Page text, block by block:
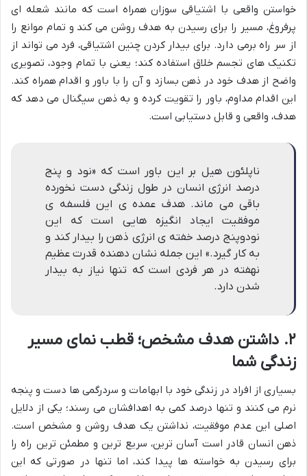
خواستن واقعی با اشتیاقی سوزان همراه است که مانند شعله ای
پرفروغ، مسیر را برای رسیدن به هدف روشن می کند و تمام موانع را
از سر راه برمی دارد. برای بیدار کردن چنین اشتیاقی، فرد می تواند از
تکنیک های تجسم خلاق استفاده کند؛ یعنی با تمام وجود، تصویری
واضح از هدف خود در ذهن بسازد و آن را با باور و اقدام همراه کند.
این اقدام مداوم، باور را تقویت کرده و به ذهن سیگنال می دهد که
هدف، واقعی و قابل دستیابی است.
ناپلئون هیل بر این باور است که «نود و پنج
درصد انرژی انسان در طول زندگی دست نخورده
باقی می ماند. هدف عمده ی این فلسفه ی
موفقیت ایجاد انگیزه هایی است که این
نودوپنج درصد خفته ی انرژی ذهن را بیدار کند و
به کار گیرد.» این جمله نشان دهنده قدرت عظیم
نهفته در هر فردی است که تنها نیاز به بیدار
شدن دارد.
۲. داشتن هدف مشخص؛ قطب نمای مسیر
زندگی شما
بسیاری از افراد در زندگی خود با ابهامات و سردرگمی ها دست و پنجه
نرم می کنند و تنها درصد کمی به اهدافشان می رسند؛ یکی از دلایل
اصلی این عدم موفقیت، نداشتن یک هدف روشن و مشخص است.
ذهن انسان قادر است آسان ترین، سریع ترین و مطمئن ترین راه را
برای رسیدن به خواسته ها پیدا کند، اما تنها در صورتی که این